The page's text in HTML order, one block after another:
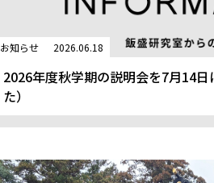
お知らせ 2026.06.18
2026年度秋学期の説明会を7月14
た）